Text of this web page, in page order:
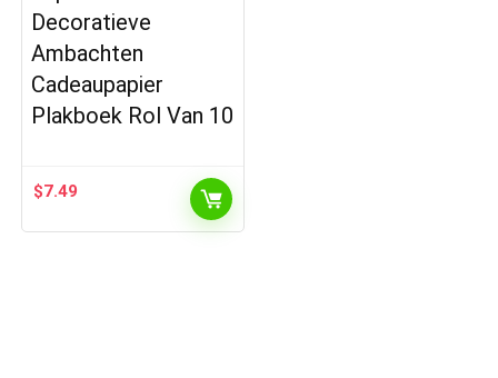
Decoratieve
Ambachten
Cadeaupapier
Plakboek Rol Van 10
$7.49